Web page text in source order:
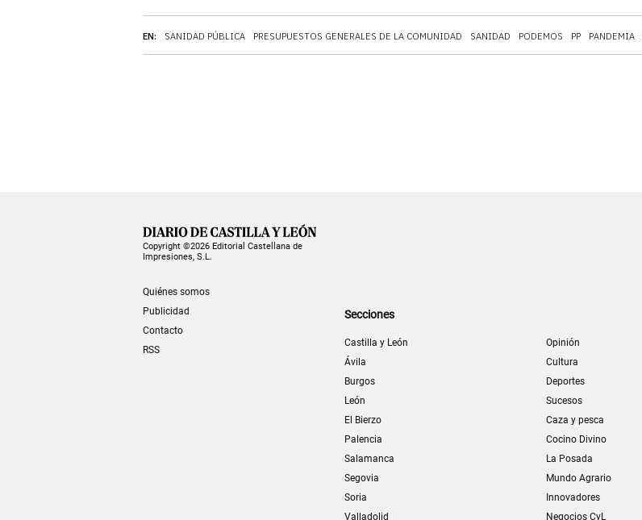
EN: SANIDAD PÚBLICA PRESUPUESTOS GENERALES DE LA COMUNIDAD SANIDAD PODEMOS PP PANDEMIA
Copyright ©2026 Editorial Castellana de
Impresiones, S.L.
Quiénes somos
Publicidad
Contacto
RSS
Secciones
Castilla y León
Ávila
Burgos
León
El Bierzo
Palencia
Salamanca
Segovia
Soria
Valladolid
Opinión
Cultura
Deportes
Sucesos
Caza y pesca
Cocino Divino
La Posada
Mundo Agrario
Innovadores
Negocios CyL